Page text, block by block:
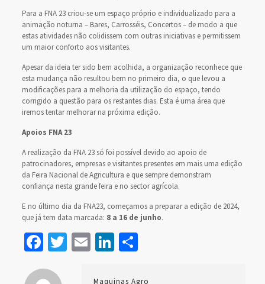
Para a FNA 23 criou-se um espaço próprio e individualizado para a
animação noturna – Bares, Carrosséis, Concertos – de modo a que
estas atividades não colidissem com outras iniciativas e permitissem
um maior conforto aos visitantes.
Apesar da ideia ter sido bem acolhida, a organização reconhece que
esta mudança não resultou bem no primeiro dia, o que levou a
modificações para a melhoria da utilização do espaço, tendo
corrigido a questão para os restantes dias. Esta é uma área que
iremos tentar melhorar na próxima edição.
Apoios FNA 23
A realização da FNA 23 só foi possível devido ao apoio de
patrocinadores, empresas e visitantes presentes em mais uma edição
da Feira Nacional de Agricultura e que sempre demonstram
confiança nesta grande feira e no sector agrícola.
E no último dia da FNA23, começamos a preparar a edição de 2024,
que já tem data marcada: 8 a 16 de junho.
Facebook
Twitter
EmailLinkedIn
Share
Maquinas Agro